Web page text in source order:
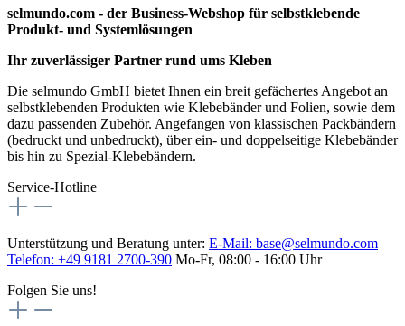
selmundo.com - der Business-Webshop für selbstklebende
Produkt- und Systemlösungen
Ihr zuverlässiger Partner rund ums Kleben
Die selmundo GmbH bietet Ihnen ein breit gefächertes Angebot an
selbstklebenden Produkten wie Klebebänder und Folien, sowie dem
dazu passenden Zubehör. Angefangen von klassischen Packbändern
(bedruckt und unbedruckt), über ein- und doppelseitige Klebebänder
bis hin zu Spezial-Klebebändern.
Service-Hotline
Unterstützung und Beratung unter: E-Mail: base@selmundo.com
Telefon: +49 9181 2700-390 Mo-Fr, 08:00 - 16:00 Uhr
Folgen Sie uns!